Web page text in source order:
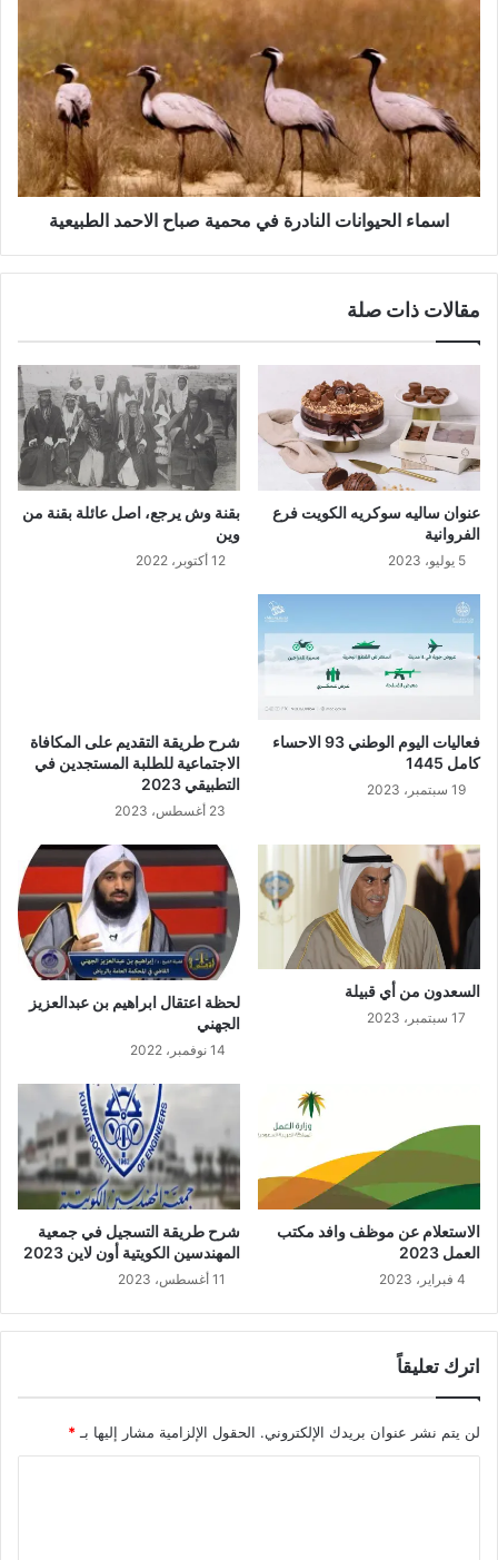
اسماء الحيوانات النادرة في محمية صباح الاحمد الطبيعية
مقالات ذات صلة
عنوان ساليه سوكريه الكويت فرع
الفروانية
5 يوليو، 2023
بقنة وش يرجع، اصل عائلة بقنة من
وين
12 أكتوبر، 2022
فعاليات اليوم الوطني 93 الاحساء
كامل 1445
19 سبتمبر، 2023
شرح طريقة التقديم على المكافاة
الاجتماعية للطلبة المستجدين في
التطبيقي 2023
23 أغسطس، 2023
السعدون من أي قبيلة
17 سبتمبر، 2023
لحظة اعتقال ابراهيم بن عبدالعزيز
الجهني
14 نوفمبر، 2022
الاستعلام عن موظف وافد مكتب
العمل 2023
4 فبراير، 2023
شرح طريقة التسجيل في جمعية
المهندسين الكويتية أون لاين 2023
11 أغسطس، 2023
اترك تعليقاً
لن يتم نشر عنوان بريدك الإلكتروني. الحقول الإلزامية مشار إليها بـ *